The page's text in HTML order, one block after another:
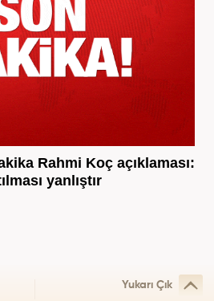
Rahmi Koç açıklaması:
yanlıştır
Yukarı Çık